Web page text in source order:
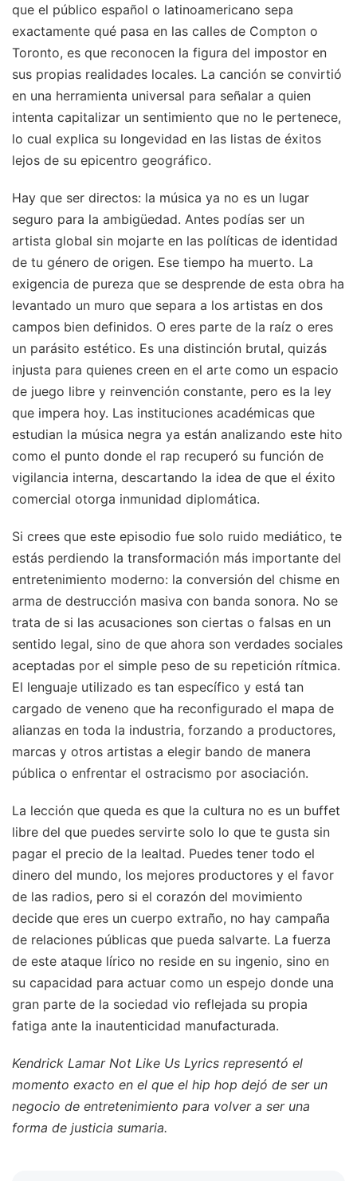
que el público español o latinoamericano sepa
exactamente qué pasa en las calles de Compton o
Toronto, es que reconocen la figura del impostor en
sus propias realidades locales. La canción se convirtió
en una herramienta universal para señalar a quien
intenta capitalizar un sentimiento que no le pertenece,
lo cual explica su longevidad en las listas de éxitos
lejos de su epicentro geográfico.
Hay que ser directos: la música ya no es un lugar
seguro para la ambigüedad. Antes podías ser un
artista global sin mojarte en las políticas de identidad
de tu género de origen. Ese tiempo ha muerto. La
exigencia de pureza que se desprende de esta obra ha
levantado un muro que separa a los artistas en dos
campos bien definidos. O eres parte de la raíz o eres
un parásito estético. Es una distinción brutal, quizás
injusta para quienes creen en el arte como un espacio
de juego libre y reinvención constante, pero es la ley
que impera hoy. Las instituciones académicas que
estudian la música negra ya están analizando este hito
como el punto donde el rap recuperó su función de
vigilancia interna, descartando la idea de que el éxito
comercial otorga inmunidad diplomática.
Si crees que este episodio fue solo ruido mediático, te
estás perdiendo la transformación más importante del
entretenimiento moderno: la conversión del chisme en
arma de destrucción masiva con banda sonora. No se
trata de si las acusaciones son ciertas o falsas en un
sentido legal, sino de que ahora son verdades sociales
aceptadas por el simple peso de su repetición rítmica.
El lenguaje utilizado es tan específico y está tan
cargado de veneno que ha reconfigurado el mapa de
alianzas en toda la industria, forzando a productores,
marcas y otros artistas a elegir bando de manera
pública o enfrentar el ostracismo por asociación.
La lección que queda es que la cultura no es un buffet
libre del que puedes servirte solo lo que te gusta sin
pagar el precio de la lealtad. Puedes tener todo el
dinero del mundo, los mejores productores y el favor
de las radios, pero si el corazón del movimiento
decide que eres un cuerpo extraño, no hay campaña
de relaciones públicas que pueda salvarte. La fuerza
de este ataque lírico no reside en su ingenio, sino en
su capacidad para actuar como un espejo donde una
gran parte de la sociedad vio reflejada su propia
fatiga ante la inautenticidad manufacturada.
Kendrick Lamar Not Like Us Lyrics representó el
momento exacto en el que el hip hop dejó de ser un
negocio de entretenimiento para volver a ser una
forma de justicia sumaria.